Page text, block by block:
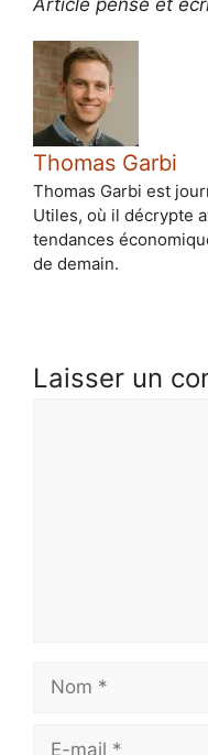
Thomas Garbi
Thomas Garbi est
Utiles, où il décrypte
tendances
de demain.
Laisser un